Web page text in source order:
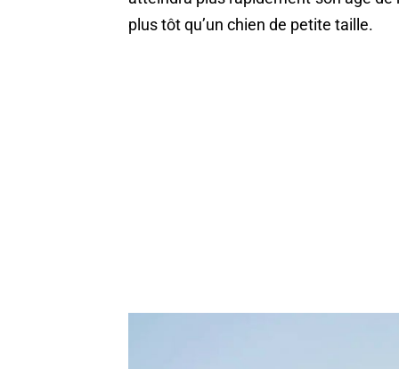
plus tôt qu’un chien de petite taille.